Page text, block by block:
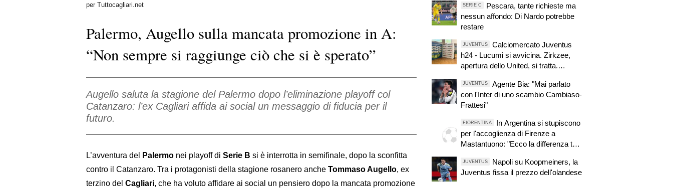
per Tuttocagliari.net
Palermo, Augello sulla mancata promozione in A:
“Non sempre si raggiunge ciò che si è sperato”
Augello saluta la stagione del Palermo dopo l’eliminazione playoff col
Catanzaro: l’ex Cagliari affida ai social un messaggio di fiducia per il
futuro.
L’avventura del Palermo nei playoff di Serie B si è interrotta in semifinale, dopo la sconfitta
contro il Catanzaro. Tra i protagonisti della stagione rosanero anche Tommaso Augello, ex
terzino del Cagliari, che ha voluto affidare ai social un pensiero dopo la mancata promozione
SERIE C
Pescara, tante richieste ma
nessun affondo: Di Nardo potrebbe
restare
JUVENTUS
Calciomercato Juventus
h24 - Lucumi si avvicina. Zirkzee,
apertura dello United, si tratta.
JUVENTUS
Agente Bia: "Mai parlato
con l'Inter di uno scambio Cambiaso-
Frattesi"
FIORENTINA
In Argentina si stupiscono
per l'accoglienza di Firenze a
Mastantuono: "Ecco la differenza tra
JUVENTUS
Napoli su Koopmeiners, la
Juventus fissa il prezzo dell'olandese